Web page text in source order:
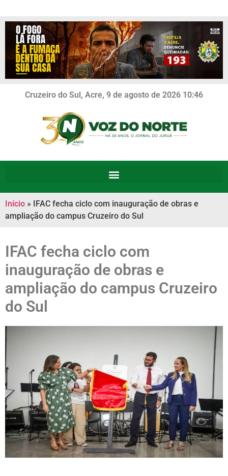
Cruzeiro do Sul, Acre, 9 de agosto de 2026 10:46
Início » IFAC fecha ciclo com inauguração de obras e
ampliação do campus Cruzeiro do Sul
IFAC fecha ciclo com
inauguração de obras e
ampliação do campus Cruzeiro
do Sul